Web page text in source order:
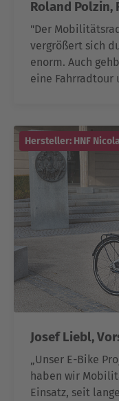
Roland Polzin,
"Der
vergrößert sich
enorm. Auch
eine Fahrradtour
Hersteller: HNF
Josef Liebl,
„Unser E-Bike
haben wir
Einsatz, seit